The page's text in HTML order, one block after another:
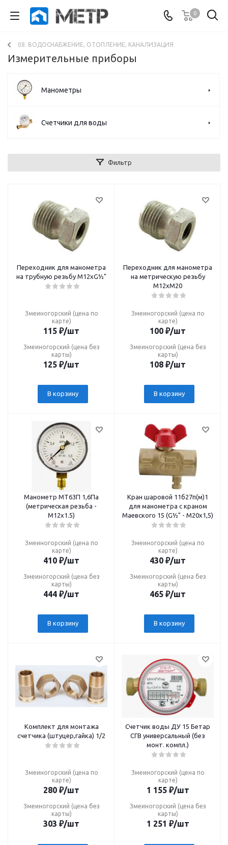
0
08. ВОДОСНАБЖЕНИЕ, ОТОПЛЕНИЕ, КАНАЛИЗАЦИЯ
Измерительные приборы
Манометры
Счетчики для воды
Фильтр
Переходник для манометра
на трубную резьбу М12хG½"
Змеиногорский (цена по
карте)
115 ₽/шт
Змеиногорский (цена без
карты)
125 ₽/шт
В корзину
Переходник для манометра
на метрическую резьбу
М12хМ20
Змеиногорский (цена по
карте)
100 ₽/шт
Змеиногорский (цена без
карты)
108 ₽/шт
В корзину
Манометр МТ63П 1,6Па
(метрическая резьба -
М12х1.5)
Змеиногорский (цена по
карте)
410 ₽/шт
Змеиногорский (цена без
карты)
444 ₽/шт
В корзину
Кран шаровой 11б27п(м)1
для манометра с краном
Маевского 15 (G½" - М20х1,5)
Змеиногорский (цена по
карте)
430 ₽/шт
Змеиногорский (цена без
карты)
465 ₽/шт
В корзину
Комплект для монтажа
счетчика (штуцер,гайка) 1/2
Змеиногорский (цена по
карте)
280 ₽/шт
Змеиногорский (цена без
карты)
303 ₽/шт
Счетчик воды ДУ 15 Бетар
СГВ универсальный (без
монт. компл.)
Змеиногорский (цена по
карте)
1 155₽/шт
Змеиногорский (цена без
карты)
1 251 ₽/шт